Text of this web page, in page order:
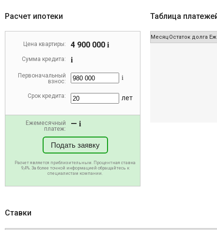
Расчет ипотеки
Цена квартиры: 4 900 000 i
Сумма кредита: i
Первоначальный
взнос:
i
Срок кредита: лет
Ежемесячный
платеж:
— i
Подать заявку
Расчет является приблизительным. Процентная ставка
9,4%. За более точной информацией обращайтесь к
специалистам компании.
Таблица
Месяц Остаток долга
Ставки